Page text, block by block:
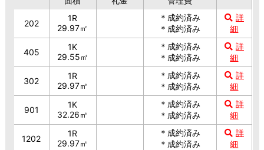
202
1R
29.97㎡
＊成約済み
＊成約済み
詳
細
405
1K
29.55㎡
＊成約済み
＊成約済み
詳
細
302
1R
29.97㎡
＊成約済み
＊成約済み
詳
細
901
1K
32.26㎡
＊成約済み
＊成約済み
詳
細
1202
1R
29.97㎡
＊成約済み
＊成約済み
詳
細